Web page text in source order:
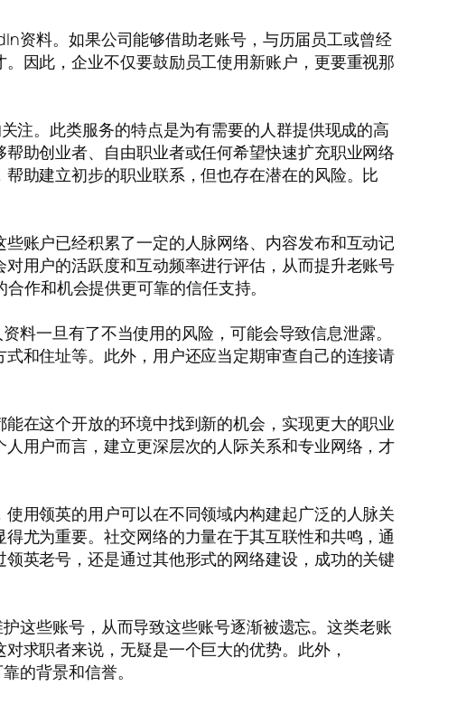
资料。如果公司能够借助老账号，与历届员工或曾经
因此，企业不仅要鼓励员工使用新账户，更要重视那
注。此类服务的特点是为有需要的人群提供现成的高
助创业者、自由职业者或任何希望快速扩充职业网络
助建立初步的职业联系，但也存在潜在的风险。比
账户已经积累了一定的人脉网络、内容发布和互动记
用户的活跃度和互动频率进行评估，从而提升老账号
作和机会提供更可靠的信任支持。
料一旦有了不当使用的风险，可能会导致信息泄露。
和住址等。此外，用户还应当定期审查自己的连接请
在这个开放的环境中找到新的机会，实现更大的职业
用户而言，建立更深层次的人际关系和专业网络，才
用领英的用户可以在不同领域内构建起广泛的人脉关
尤为重要。社交网络的力量在于其互联性和共鸣，通
英老号，还是通过其他形式的网络建设，成功的关键
这些账号，从而导致这些账号逐渐被遗忘。这类老账
求职者来说，无疑是一个巨大的优势。此外，
的背景和信誉。